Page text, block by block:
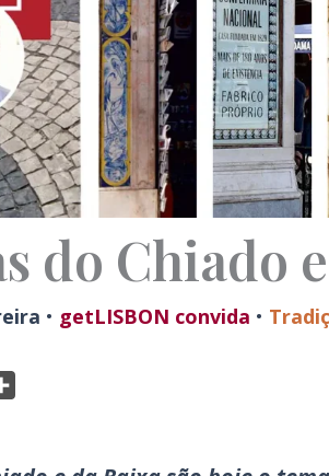
do Chiado
• getLISBON convida •
r